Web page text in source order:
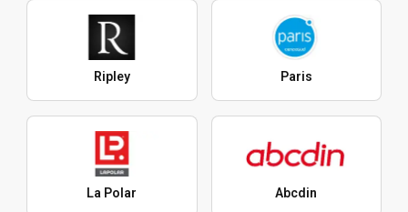
Ripley Paris
La Polar Abcdin